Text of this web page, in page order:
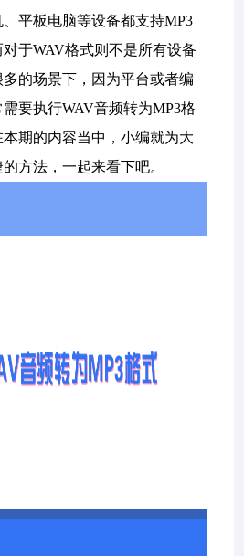
平板电脑等设备都支持MP3
于WAV格式则不是所有设备
的场景下，因为平台或者编
要执行WAV音频转为MP3格
期的内容当中，小编就为大
方法，一起来看下吧。